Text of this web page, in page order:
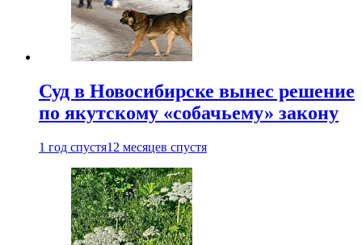
Суд в Новосибирске вынес решение
по якутскому «собачьему» закону
1 год спустя12 месяцев спустя